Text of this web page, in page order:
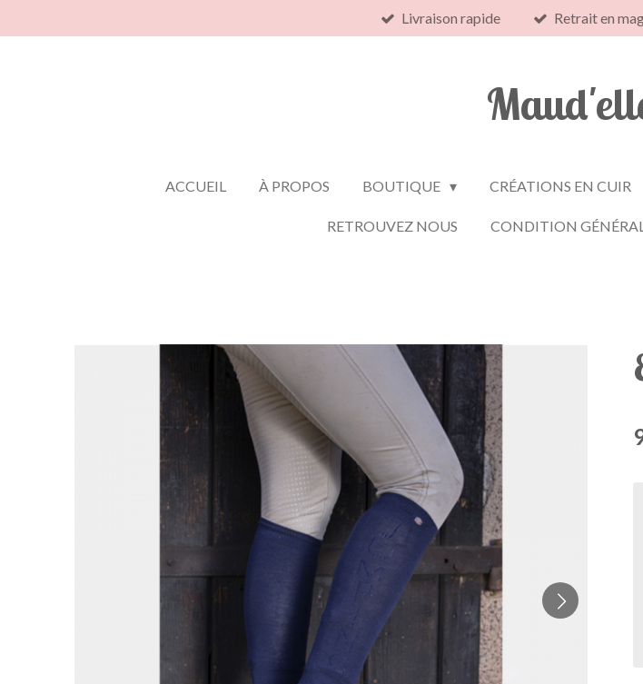
au
Livraison rapide Retrait en
ACCUEIL À PROPOS BOUTIQUE CRÉATIONS EN CUIR
RETROUVEZ NOUS CONDITION